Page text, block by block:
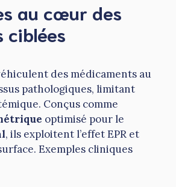
au cœur des
ciblées
des médicaments au
pathologiques, limitant
Conçus comme
optimisé pour le
, ils exploitent l’effet EPR et
Exemples cliniques